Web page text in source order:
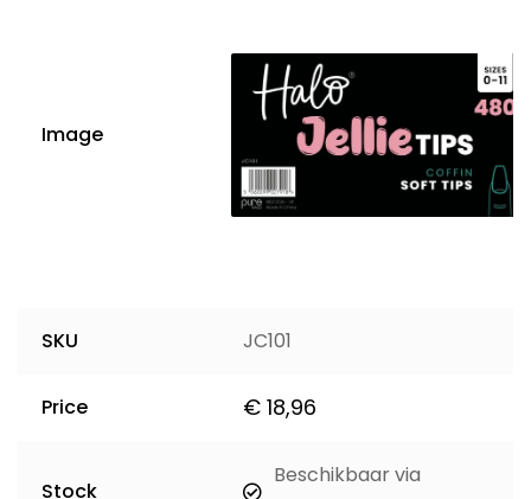
Image
SKU JC101
Price € 18,96
Stock
Beschikbaar via